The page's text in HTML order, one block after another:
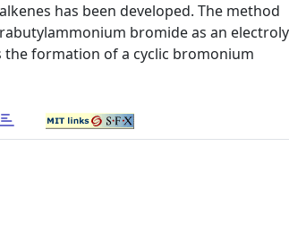
has been developed. The method
bromide as an
the formation of a cyclic bromonium